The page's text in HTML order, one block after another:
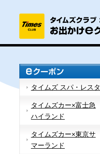
タイムズ スパ・レスタ
タイムズカー×富士急
ハイランド
タイムズカー×東京サ
マーランド